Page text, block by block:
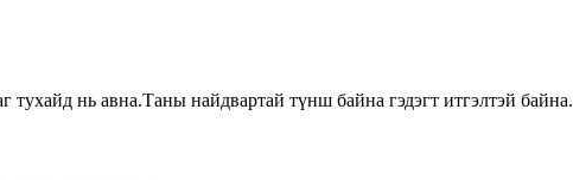
тухайд нь авна.Таны найдвартай түнш байна гэдэгт итгэлтэй байна.